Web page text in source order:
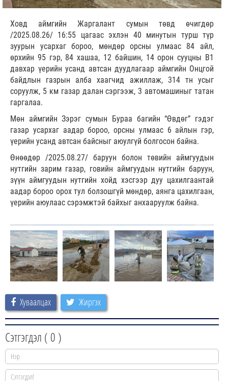
Ховд аймгийн Жаргалант сумын төвд өчигдөр
/2025.08.26/ 16:55 цагаас эхлэн 40 минутын турш түр
зуурын усархаг бороо, мөндөр орсны улмаас 84 айл,
өрхийн 95 гэр, 84 хашаа, 12 байшин, 14 орон сууцны B1
давхар үерийн усанд автсан дуудлагаар аймгийн Онцгой
байдлын газрын алба хаагчид ажиллаж, 314 тн усыг
соруулж, 5 км газар далан сэргээж, 3 автомашиныг татан
гаргалаа.
Мөн аймгийн Зэрэг сумын Бураа багийн “Өвдөг” гэдэг
газар усархаг аадар бороо, орсны улмаас 6 айлын гэр,
үерийн усанд автсан байсныг аюулгүй болгосон байна.
Өнөөдөр /2025.08.27/ баруун болон төвийн аймгуудын
нутгийн зарим газар, говийн аймгуудын нутгийн баруун,
зүүн аймгуудын нутгийн хойд хэсгээр дуу цахилгаантай
аадар бороо орох тул болзошгүй мөндөр, аянга цахилгаан,
үерийн аюулаас сэрэмжтэй байхыг анхааруулж байна.
Хуваалцах Жиргэх
Сэтгэгдэл ( 0 )